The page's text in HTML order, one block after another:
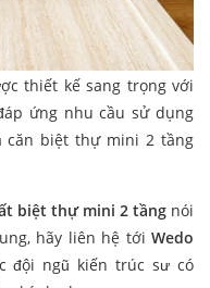
thiết kế sang trọng với
ứng nhu cầu sử dụng
căn biệt thự mini 2 tầng
biệt thự mini 2 tầngnói
hãy liên hệ tới Wedo
đội ngũ kiến trúc sư có